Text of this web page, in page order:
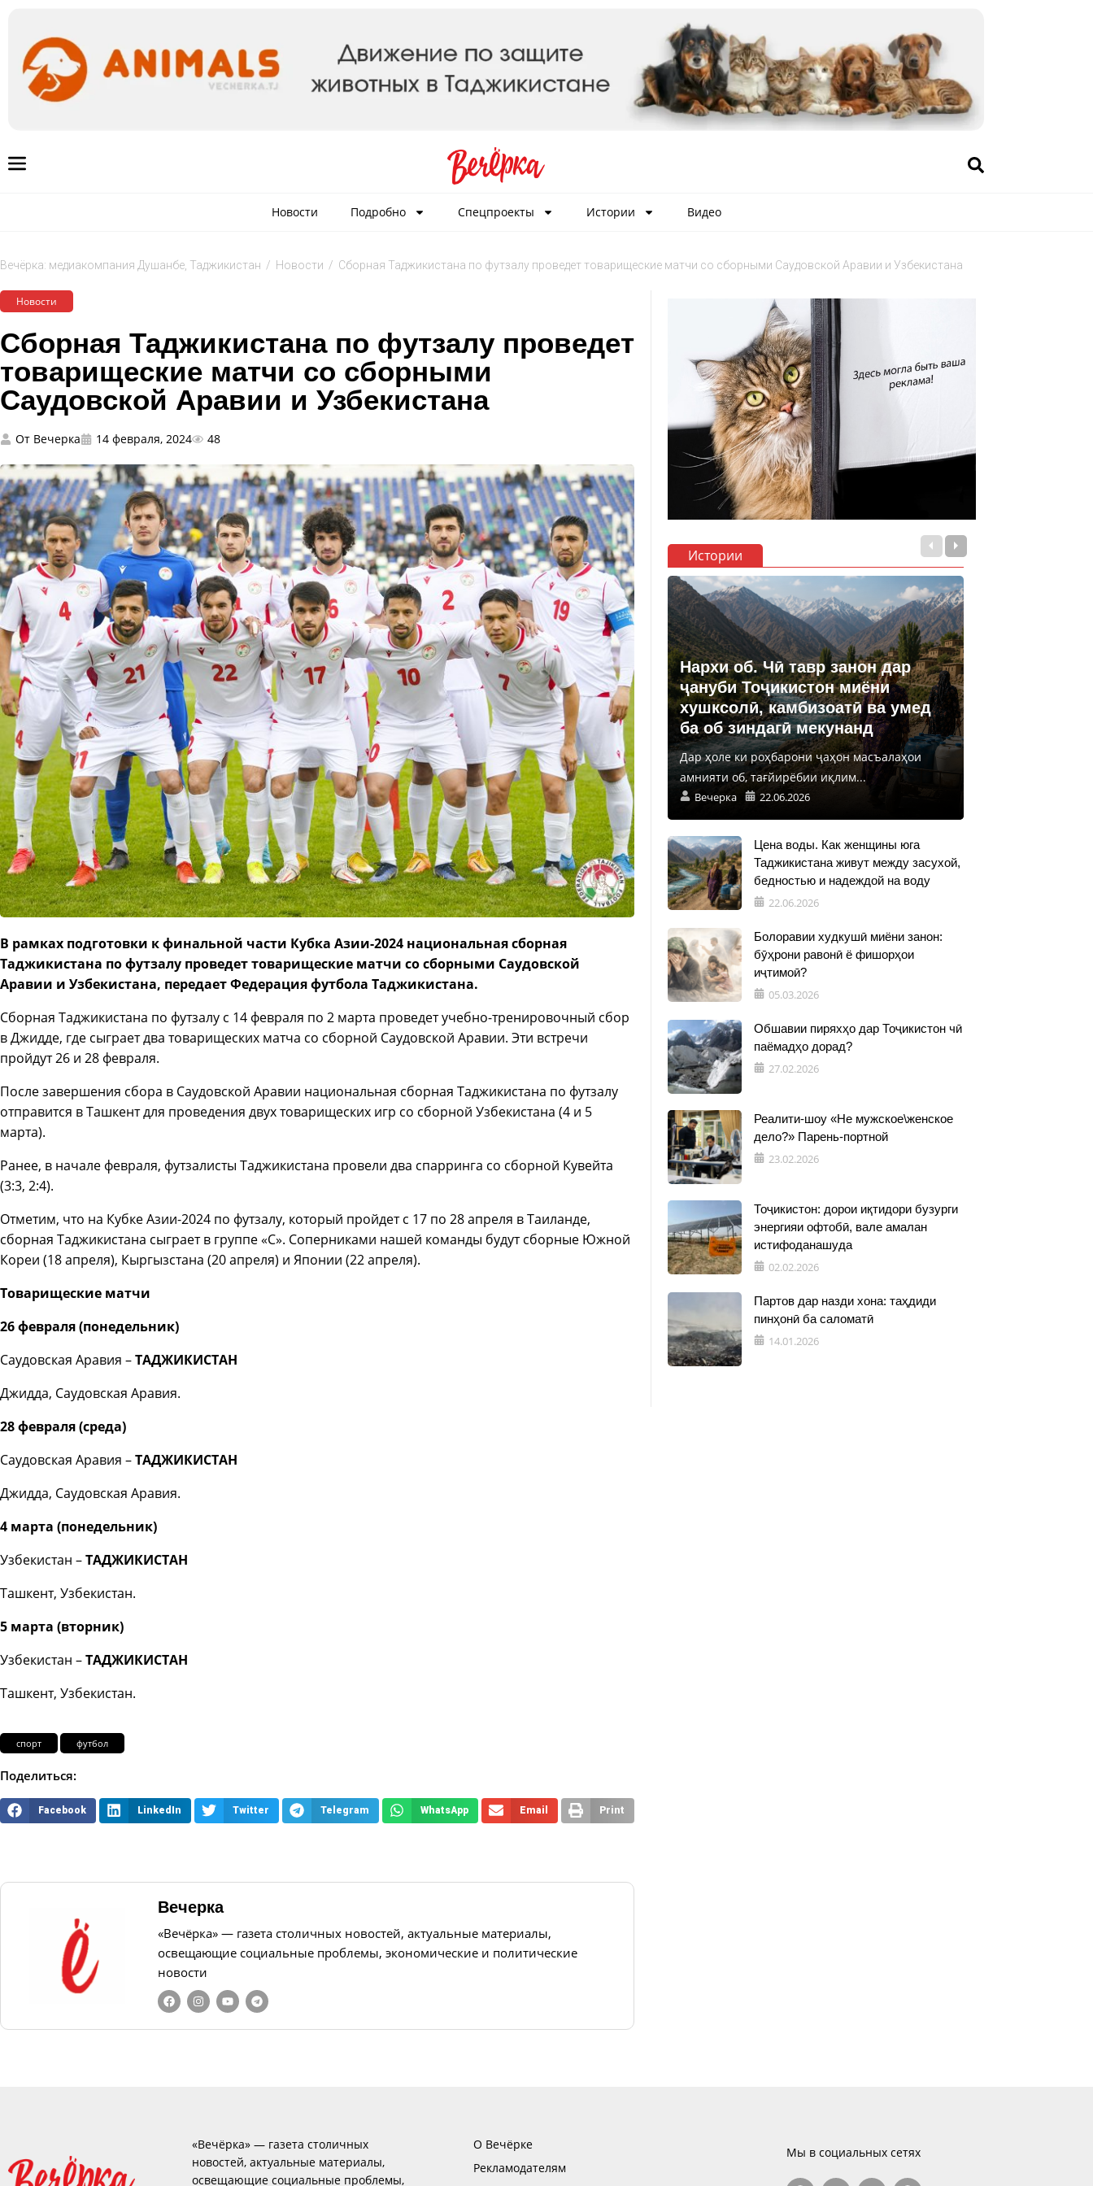
Новости Подробно Спецпроекты Истории Видео
Вечёрка: медиакомпания Душанбе, Таджикистан / Новости / Сборная Таджикистана по футзалу проведет товарищеские матчи со сборными Саудовской Аравии и Узбекистана
Новости
Сборная Таджикистана по футзалу проведет
товарищеские матчи со сборными
Саудовской Аравии и Узбекистана
От Вечерка 14 февраля, 2024 48
В рамках подготовки к финальной части Кубка Азии-2024 национальная сборная
Таджикистана по футзалу проведет товарищеские матчи со сборными Саудовской
Аравии и Узбекистана, передает Федерация футбола Таджикистана.
Сборная Таджикистана по футзалу с 14 февраля по 2 марта проведет учебно-тренировочный сбор
в Джидде, где сыграет два товарищеских матча со сборной Саудовской Аравии. Эти встречи
пройдут 26 и 28 февраля.
После завершения сбора в Саудовской Аравии национальная сборная Таджикистана по футзалу
отправится в Ташкент для проведения двух товарищеских игр со сборной Узбекистана (4 и 5
марта).
Ранее, в начале февраля, футзалисты Таджикистана провели два спарринга со сборной Кувейта
(3:3, 2:4).
Отметим, что на Кубке Азии-2024 по футзалу, который пройдет с 17 по 28 апреля в Таиланде,
сборная Таджикистана сыграет в группе «С». Соперниками нашей команды будут сборные Южной
Кореи (18 апреля), Кыргызстана (20 апреля) и Японии (22 апреля).
Товарищеские матчи
26 февраля (понедельник)
Саудовская Аравия –ТАДЖИКИСТАН
Джидда, Саудовская Аравия.
28 февраля (среда)
Саудовская Аравия –ТАДЖИКИСТАН
Джидда, Саудовская Аравия.
4 марта (понедельник)
Узбекистан –ТАДЖИКИСТАН
Ташкент, Узбекистан.
5 марта (вторник)
Узбекистан –ТАДЖИКИСТАН
Ташкент, Узбекистан.
спорт футбол
Поделиться:
Facebook LinkedIn Twitter Telegram WhatsApp Email Print
Вечерка
«Вечёрка» — газета столичных новостей, актуальные материалы,
освещающие социальные проблемы, экономические и политические
новости
Истории
Нархи об. Чӣ тавр занон дар
ҷануби Тоҷикистон миёни
хушксолӣ, камбизоатӣ ва умед
ба об зиндагӣ мекунанд
Дар ҳоле ки роҳбарони ҷаҳон масъалаҳои
амнияти об, тағйирёбии иқлим...
Вечерка 22.06.2026
Цена воды. Как женщины юга
Таджикистана живут между засухой,
бедностью и надеждой на воду
22.06.2026
Болоравии худкушӣ миёни занон:
бӯҳрони равонӣ ё фишорҳои
иҷтимоӣ?
05.03.2026
Обшавии пиряхҳо дар Тоҷикистон чӣ
паёмадҳо дорад?
27.02.2026
Реалити-шоу «Не мужское\женское
дело?» Парень-портной
23.02.2026
Тоҷикистон: дорои иқтидори бузурги
энергияи офтобӣ, вале амалан
истифоданашуда
02.02.2026
Партов дар назди хона: таҳдиди
пинҳонӣ ба саломатӣ
14.01.2026
«Вечёрка» — газета столичных
новостей, актуальные материалы,
освещающие социальные проблемы,
О Вечёрке
Рекламодателям
Мы в социальных сетях